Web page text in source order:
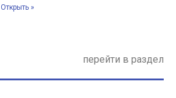
Открыть »
перейти в раздел